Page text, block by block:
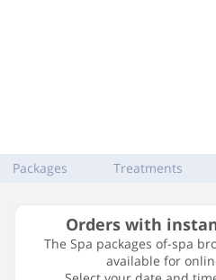
Packages Treatments
Orders with
The Spa packages of-spa
available for